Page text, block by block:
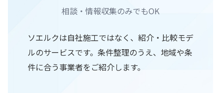
相談・情報収集のみでもOK
ソエルクは自社施工ではなく、紹介・比較モデ
ルのサービスです。条件整理のうえ、地域や条
件に合う事業者をご紹介します。